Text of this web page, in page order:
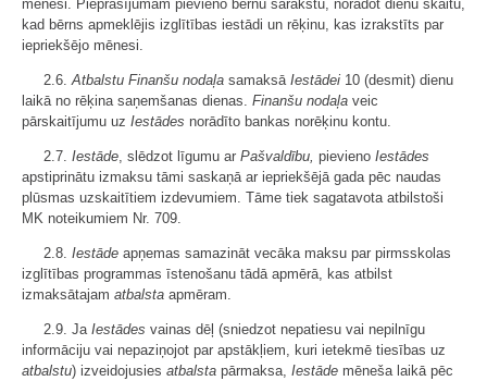
mēnesi. Pieprasījumam pievieno bērnu sarakstu, norādot dienu skaitu,
kad bērns apmeklējis izglītības iestādi un rēķinu, kas izrakstīts par
iepriekšējo mēnesi.
2.6.Atbalstu Finanšu nodaļa samaksā Iestādei 10 (desmit) dienu
laikā no rēķina saņemšanas dienas. Finanšu nodaļa veic
pārskaitījumu uz Iestādes norādīto bankas norēķinu kontu.
2.7. Iestāde, slēdzot līgumu ar Pašvaldību, pievieno Iestādes
apstiprinātu izmaksu tāmi saskaņā ar iepriekšējā gada pēc naudas
plūsmas uzskaitītiem izdevumiem. Tāme tiek sagatavota atbilstoši
MK noteikumiem Nr. 709.
2.8. Iestāde apņemas samazināt vecāka maksu par pirmsskolas
izglītības programmas īstenošanu tādā apmērā, kas atbilst
izmaksātajam atbalsta apmēram.
2.9. Ja Iestādes vainas dēļ (sniedzot nepatiesu vai nepilnīgu
informāciju vai nepaziņojot par apstākļiem, kuri ietekmē tiesības uz
atbalstu) izveidojusies atbalsta pārmaksa, Iestāde mēneša laikā pēc